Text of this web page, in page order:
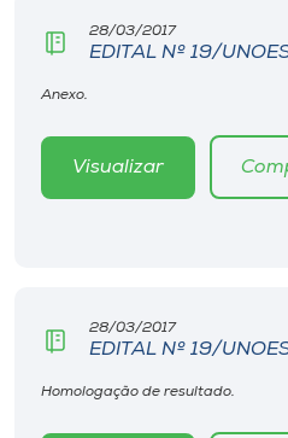
28/03/2017
EDITAL Nº 19/
Anexo.
Visualizar
28/03/2017
EDITAL Nº 19/
Homologação de resultado.